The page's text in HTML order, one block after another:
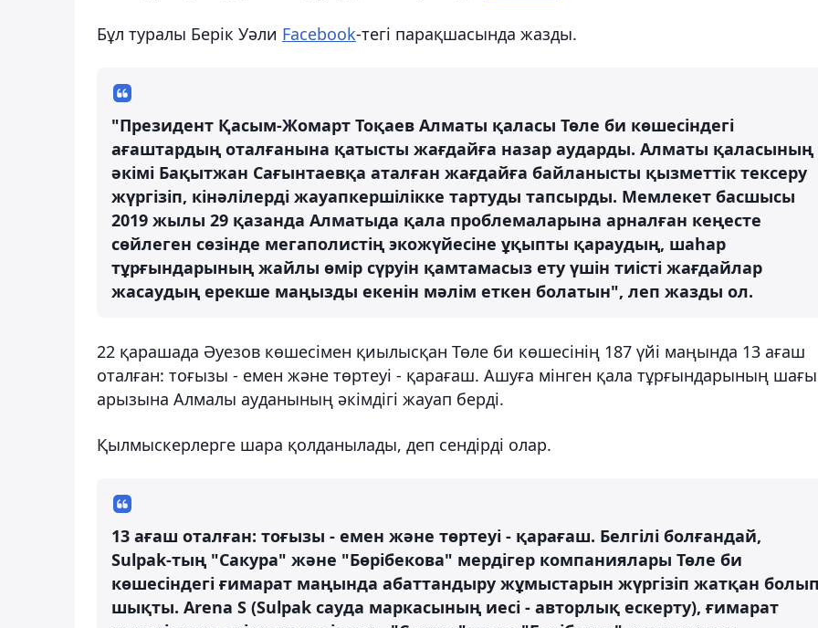
Бұл туралы Берік Уәли Facebook-тегі парақшасында жазды.
"Президент Қасым-Жомарт Тоқаев Алматы қаласы Төле би көшесіндегі
ағаштардың оталғанына қатысты жағдайға назар аударды. Алматы қаласының
әкімі Бақытжан Сағынтаевқа аталған жағдайға байланысты қызметтік тексеру
жүргізіп, кінәлілерді жауапкершілікке тартуды тапсырды. Мемлекет басшысы
2019 жылы 29 қазанда Алматыда қала проблемаларына арналған кеңесте
сөйлеген сөзінде мегаполистің экожүйесіне ұқыпты қараудың, шаһар
тұрғындарының жайлы өмір сүруін қамтамасыз ету үшін тиісті жағдайлар
жасаудың ерекше маңызды екенін мәлім еткен болатын", леп жазды ол.
22 қарашада Әуезов көшесімен қиылысқан Төле би көшесінің 187 үйі маңында 13 ағаш
оталған: тоғызы - емен және төртеуі - қарағаш. Ашуға мінген қала тұрғындарының
арызына Алмалы ауданының әкімдігі жауап берді.
Қылмыскерлерге шара қолданылады, деп сендірді олар.
13 ағаш оталған: тоғызы - емен және төртеуі - қарағаш. Белгілі болғандай,
Sulpak-тың "Сакура" және "Бөрібекова" мердігер компаниялары Төле би
көшесіндегі ғимарат маңында абаттандыру жұмыстарын жүргізіп жатқан
шықты. Arena S (Sulpak сауда маркасының иесі - авторлық ескерту), ғимарат